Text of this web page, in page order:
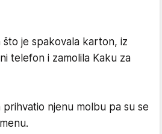
što je spakovala karton, iz
telefon i zamolila Kaku za
prihvatio njenu molbu pa su se